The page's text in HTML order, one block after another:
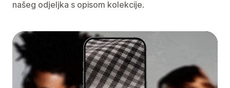
našeg odjeljka s opisom kolekcije.